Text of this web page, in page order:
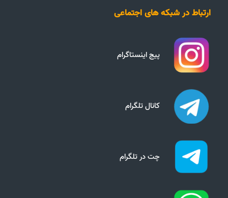
ارتباط در شبکه های اجتماعی
پیج اینستاگرام
کانال تلگرام
چت در تلگرام